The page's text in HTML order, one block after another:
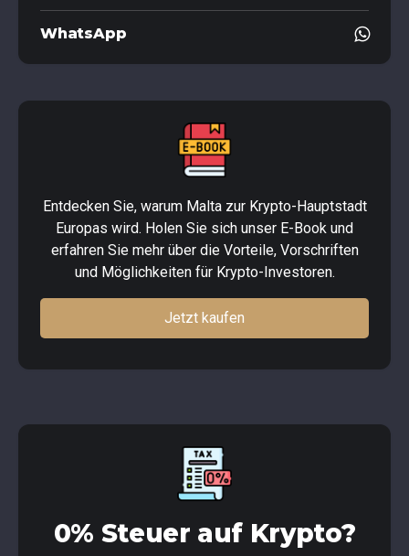
WhatsApp
Entdecken Sie, warum Malta zur Krypto-Hauptstadt
Europas wird. Holen Sie sich unser E-Book und
erfahren Sie mehr über die Vorteile, Vorschriften
und Möglichkeiten für Krypto-Investoren.
Jetzt kaufen
0% Steuer auf Krypto?